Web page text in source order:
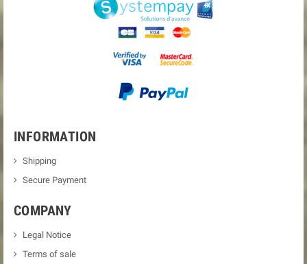
ESSENCE RIZOMA TF041
AVANT RIZOMA PW553